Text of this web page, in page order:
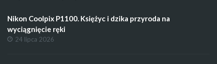
Nikon Coolpix P1100. Księżyc i dzika przyroda na
wyciągnięcie ręki
24 lipca 2026